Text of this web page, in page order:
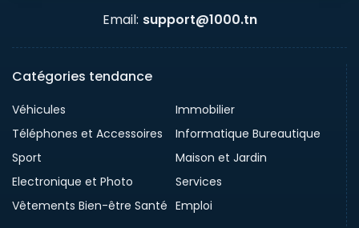
Email: support@1000.tn
Catégories tendance
Véhicules
Immobilier
Téléphones et Accessoires
Informatique Bureautique
Sport
Maison et Jardin
Electronique et Photo
Services
Vêtements Bien-être Santé Emploi